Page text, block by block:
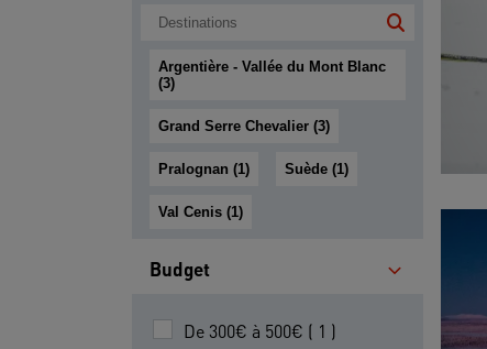
Argentière - Vallée du Mont Blanc
(3)
Grand Serre Chevalier (3)
Pralognan (1) Suède (1)
Val Cenis (1)
Budget
De 300€ à 500€ ( 1 )